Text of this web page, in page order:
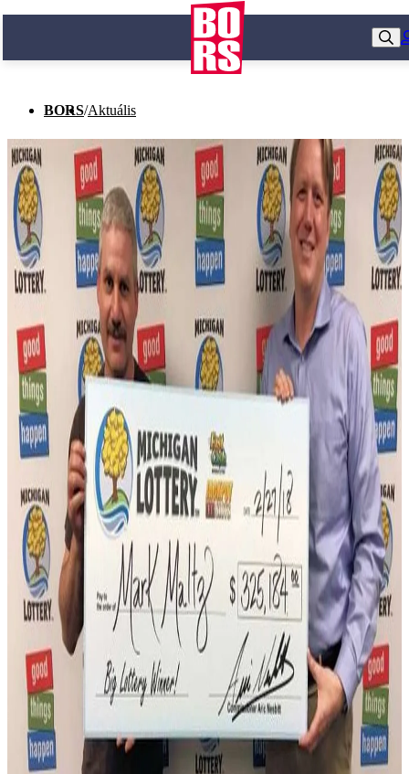
BORS/Aktuális